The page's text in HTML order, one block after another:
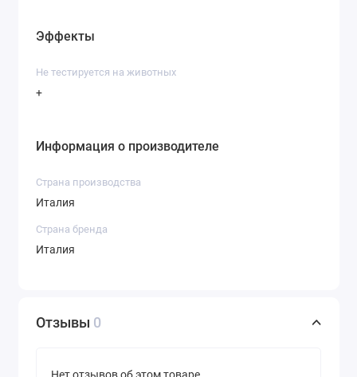
Эффекты
Не тестируется на животных
+
Информация о производителе
Страна производства
Италия
Страна бренда
Италия
Отзывы 0